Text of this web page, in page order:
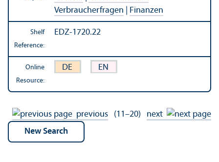
Verbraucherfragen
Finanzen
Shelf
Reference:
EDZ-1720.22
Online
Resource:
DE EN
previous (11–20) next